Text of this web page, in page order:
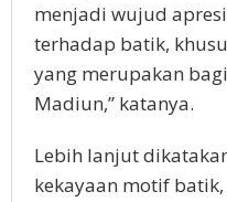
menjadi wujud
terhadap batik,
yang merupakan
Madiun,” katanya.
Lebih lanjut
kekayaan motif